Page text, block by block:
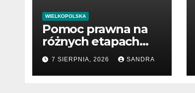
WIELKOPOLSKA
Pomoc prawna na
różnych etapach
postępowania
7 SIERPNIA, 2026 SANDRA